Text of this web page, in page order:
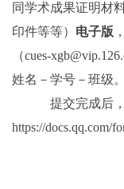
同学术成果证明材
印件等等） 电子版
（cues-
姓名－学号－班级。
提交完成后
https://docs.qq.com/